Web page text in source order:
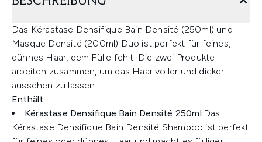
Das Kérastase Densifique Bain Densité (250ml) und
Masque Densité (200ml) Duo ist perfekt für feines,
dünnes Haar, dem Fülle fehlt. Die zwei Produkte
arbeiten zusammen, um das Haar voller und dicker
aussehen zu lassen.
Enthält:
Kérastase Densifique Bain Densité 250ml:Das
Kérastase Densifique Bain Densité Shampoo ist perfekt